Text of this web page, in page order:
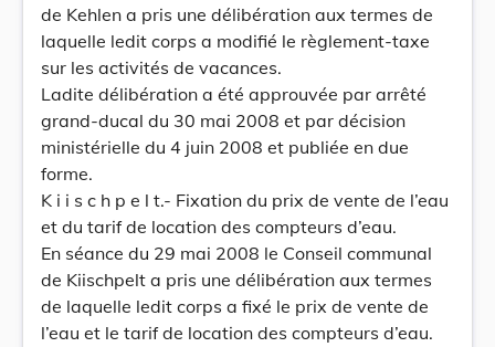
de Kehlen a pris une délibération aux termes de
laquelle ledit corps a modifié le règlement-taxe
sur les activités de vacances.
Ladite délibération a été approuvée par arrêté
grand-ducal du 30 mai 2008 et par décision
ministérielle du 4 juin 2008 et publiée en due
forme.
K i i s c h p e l t.- Fixation du prix de vente de l’eau
et du tarif de location des compteurs d’eau.
En séance du 29 mai 2008 le Conseil communal
de Kiischpelt a pris une délibération aux termes
de laquelle ledit corps a fixé le prix de vente de
l’eau et le tarif de location des compteurs d’eau.